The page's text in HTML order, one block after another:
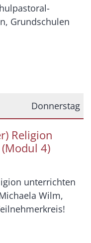
Grundschulen
Donnerstag
Religion
4)
unterrichten
Wilm,